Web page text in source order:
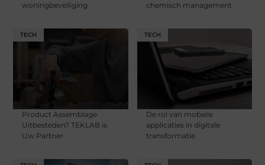
woningbeveiliging
chemisch management
TECH
Product Assemblage
Uitbesteden? TEKLAB is
Uw Partner
TECH
De rol van mobiele
applicaties in digitale
transformatie